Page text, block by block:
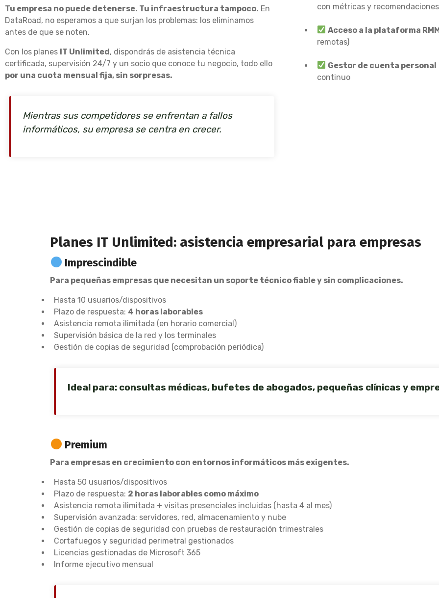
Tu empresa no puede detenerse. Tu infraestructura tampoco. En
DataRoad, no esperamos a que surjan los problemas: los eliminamos
antes de que se noten.
Con los planes IT Unlimited, dispondrás de asistencia técnica
certificada, supervisión 24/7 y un socio que conoce tu negocio, todo ello
por una cuota mensual fija, sin sorpresas.
Mientras sus competidores se enfrentan a fallos
informáticos, su empresa se centra en crecer.
con métricas y recomendaciones
Acceso a la plataforma
remotas)
Gestor de cuenta personal
continuo
Planes IT Unlimited: asistencia empresarial para empresas
Imprescindible
Para pequeñas empresas que necesitan un soporte técnico fiable y sin complicaciones.
Hasta 10 usuarios/dispositivos
Plazo de respuesta: 4 horas laborables
Asistencia remota ilimitada (en horario comercial)
Supervisión básica de la red y los terminales
Gestión de copias de seguridad (comprobación periódica)
Ideal para: consultas médicas, bufetes de abogados, pequeñas clínicas y
Premium
Para empresas en crecimiento con entornos informáticos más exigentes.
Hasta 50 usuarios/dispositivos
Plazo de respuesta: 2 horas laborables como máximo
Asistencia remota ilimitada + visitas presenciales incluidas (hasta 4 al mes)
Supervisión avanzada: servidores, red, almacenamiento y nube
Gestión de copias de seguridad con pruebas de restauración trimestrales
Cortafuegos y seguridad perimetral gestionados
Licencias gestionadas de Microsoft 365
Informe ejecutivo mensual